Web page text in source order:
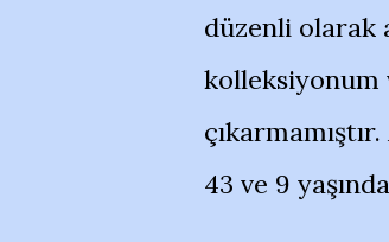
düzenli olarak
kolleksiyonum
43 ve 9